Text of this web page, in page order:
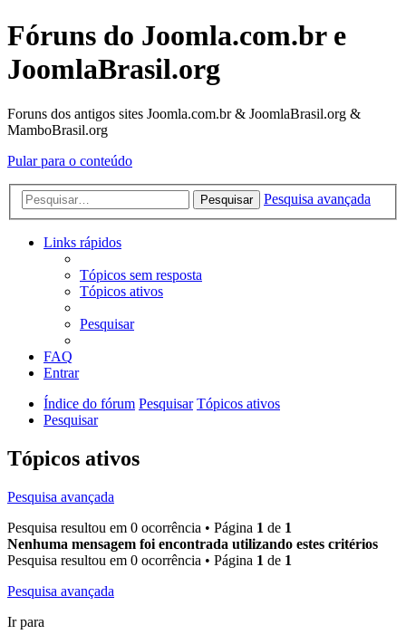
Fóruns do Joomla.com.br e
JoomlaBrasil.org
Foruns dos antigos sites Joomla.com.br & JoomlaBrasil.org &
MamboBrasil.org
Pular para o conteúdo
Pesquisar Pesquisa avançada
Links rápidos
Tópicos sem resposta
Tópicos ativos
Pesquisar
FAQ
Entrar
Índice do fórum Pesquisar Tópicos ativos
Pesquisar
Tópicos ativos
Pesquisa avançada
Pesquisa resultou em 0 ocorrência • Página 1 de 1
Nenhuma mensagem foi encontrada utilizando estes critérios
Pesquisa resultou em 0 ocorrência • Página 1 de 1
Pesquisa avançada
Ir para